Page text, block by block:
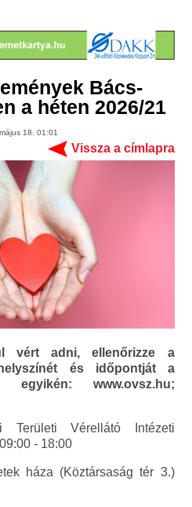
Bács-
a héten 2026/21
18. 01:01
Vissza a címlapra
vért adni, ellenőrizze a
és időpontját a
egyikén: www.ovsz.hu;
Területi Vérellátó Intézeti
- 18:00
háza (Köztársaság tér 3.)